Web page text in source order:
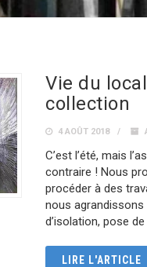
Vie du
collection
4 AOÛT 2018
C’est l’été, mais
contraire ! Nous
procéder à des
nous
d’isolation, pose
LIRE L'ARTICLE